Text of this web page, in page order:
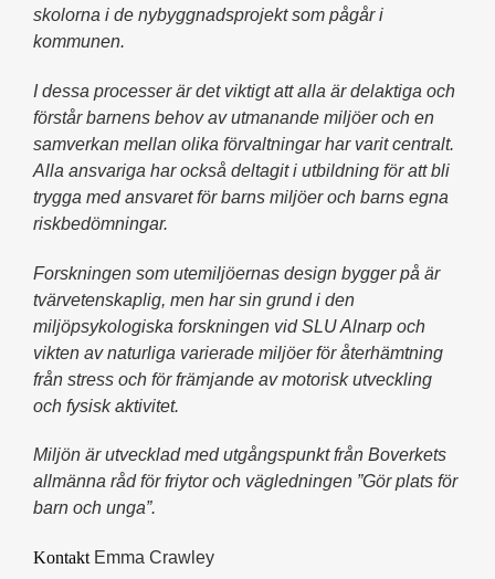
skolorna i de nybyggnadsprojekt som pågår i
kommunen.
I dessa processer är det viktigt att alla är delaktiga och
förstår barnens behov av utmanande miljöer och en
samverkan mellan olika förvaltningar har varit centralt.
Alla ansvariga har också deltagit i utbildning för att bli
trygga med ansvaret för barns miljöer och barns egna
riskbedömningar.
Forskningen som utemiljöernas design bygger på är
tvärvetenskaplig, men har sin grund i den
miljöpsykologiska forskningen vid SLU Alnarp och
vikten av naturliga varierade miljöer för återhämtning
från stress och för främjande av motorisk utveckling
och fysisk aktivitet.
Miljön är utvecklad med utgångspunkt från Boverkets
allmänna råd för friytor och vägledningen ”Gör plats för
barn och unga”.
Kontakt Emma Crawley